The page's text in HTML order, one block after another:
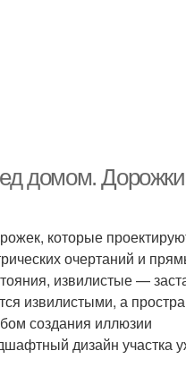
домом.
которые
очертаний и
извилистые —
извилистыми, а
создания иллюзии
дизайн участка